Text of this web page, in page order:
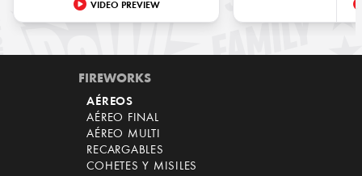
VIDEO PREVIEW
FIREWORKS
AÉREOS
AÉREO FINAL
AÉREO MULTI
RECARGABLES
COHETES Y MISILES